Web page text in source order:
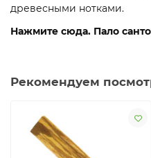
древесными нотками.
Нажмите сюда. Пало
Рекомендуем